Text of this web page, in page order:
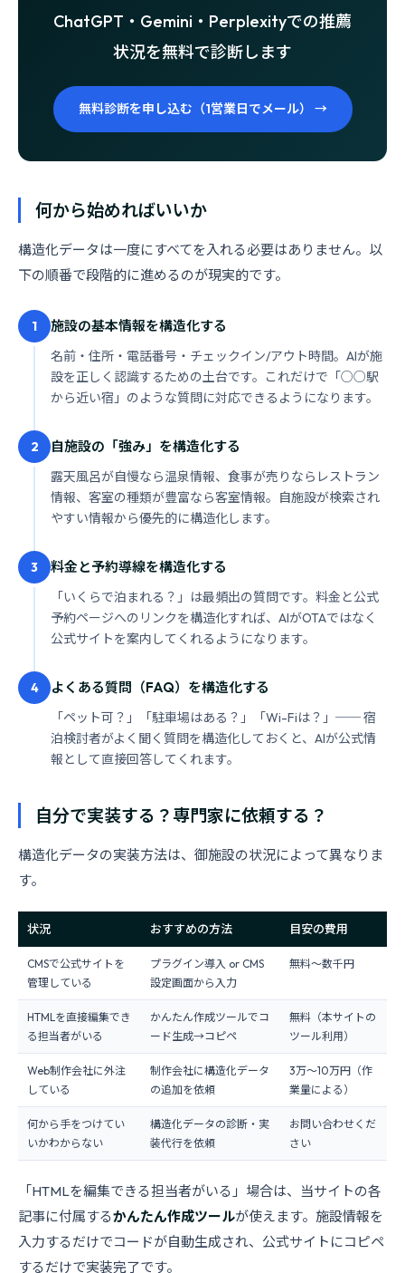
ChatGPT・Gemini・Perplexityでの推薦
状況を無料で診断します
無料診断を申し込む（1営業日でメール） →
何から始めればいいか
構造化データは一度にすべてを入れる必要はありません。以
下の順番で段階的に進めるのが現実的です。
1 施設の基本情報を構造化する
名前・住所・電話番号・チェックイン/アウト時間。AIが施
設を正しく認識するための土台です。これだけで「○○駅
から近い宿」のような質問に対応できるようになります。
2 自施設の「強み」を構造化する
露天風呂が自慢なら温泉情報、食事が売りならレストラン
情報、客室の種類が豊富なら客室情報。自施設が検索され
やすい情報から優先的に構造化します。
3 料金と予約導線を構造化する
「いくらで泊まれる？」は最頻出の質問です。料金と公式
予約ページへのリンクを構造化すれば、AIがOTAではなく
公式サイトを案内してくれるようになります。
4 よくある質問（FAQ）を構造化する
「ペット可？」「駐車場はある？」「Wi-Fiは？」── 宿
泊検討者がよく聞く質問を構造化しておくと、AIが公式情
報として直接回答してくれます。
自分で実装する？専門家に依頼する？
構造化データの実装方法は、御施設の状況によって異なりま
す。
状況 おすすめの方法 目安の費用
CMSで公式サイトを
管理している
プラグイン導入 or CMS
設定画面から入力
無料〜数千円
HTMLを直接編集でき
る担当者がいる
かんたん作成ツールでコ
ード生成→コピペ
無料（本サイトの
ツール利用）
Web制作会社に外注
している
制作会社に構造化データ
の追加を依頼
3万〜10万円（作
業量による）
何から手をつけてい
いかわからない
構造化データの診断・実
装代行を依頼
お問い合わせくだ
さい
「HTMLを編集できる担当者がいる」場合は、当サイトの各
記事に付属するかんたん作成ツールが使えます。施設情報を
入力するだけでコードが自動生成され、公式サイトにコピペ
するだけで実装完了です。